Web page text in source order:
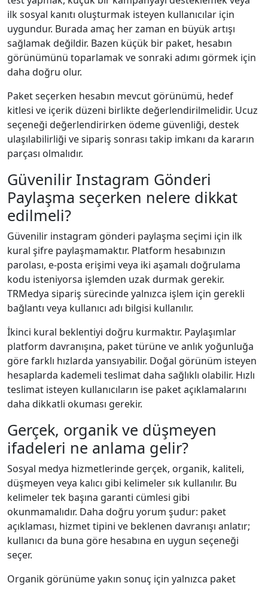
ilk sosyal kanıtı oluşturmak isteyen kullanıcılar için
uygundur. Burada amaç her zaman en büyük artışı
sağlamak değildir. Bazen küçük bir paket, hesabın
görünümünü toparlamak ve sonraki adımı görmek için
daha doğru olur.
Paket seçerken hesabın mevcut görünümü, hedef
kitlesi ve içerik düzeni birlikte değerlendirilmelidir. Ucuz
seçeneği değerlendirirken ödeme güvenliği, destek
ulaşılabilirliği ve sipariş sonrası takip imkanı da kararın
parçası olmalıdır.
Güvenilir Instagram Gönderi
Paylaşma seçerken nelere dikkat
edilmeli?
Güvenilir instagram gönderi paylaşma seçimi için ilk
kural şifre paylaşmamaktır. Platform hesabınızın
parolası, e-posta erişimi veya iki aşamalı doğrulama
kodu isteniyorsa işlemden uzak durmak gerekir.
TRMedya sipariş sürecinde yalnızca işlem için gerekli
bağlantı veya kullanıcı adı bilgisi kullanılır.
İkinci kural beklentiyi doğru kurmaktır. Paylaşımlar
platform davranışına, paket türüne ve anlık yoğunluğa
göre farklı hızlarda yansıyabilir. Doğal görünüm isteyen
hesaplarda kademeli teslimat daha sağlıklı olabilir. Hızlı
teslimat isteyen kullanıcıların ise paket açıklamalarını
daha dikkatli okuması gerekir.
Gerçek, organik ve düşmeyen
ifadeleri ne anlama gelir?
Sosyal medya hizmetlerinde gerçek, organik, kaliteli,
düşmeyen veya kalıcı gibi kelimeler sık kullanılır. Bu
kelimeler tek başına garanti cümlesi gibi
okunmamalıdır. Daha doğru yorum şudur: paket
açıklaması, hizmet tipini ve beklenen davranışı anlatır;
kullanıcı da buna göre hesabına en uygun seçeneği
seçer.
Organik görünüme yakın sonuç için yalnızca paket